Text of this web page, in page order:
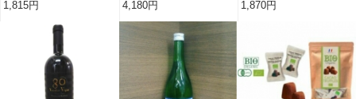
醸生酒 初しぼり 720ml
1,815円
米吟醸生酒 初しぼり
4,180円
醸生酒 初しぼり (720ml)
1,870円